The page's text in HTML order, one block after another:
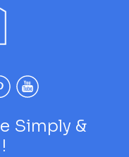
Simply &